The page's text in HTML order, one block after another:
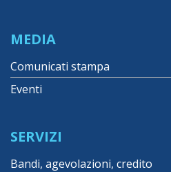
MEDIA
Comunicati stampa
Eventi
SERVIZI
Bandi, agevolazioni, credito